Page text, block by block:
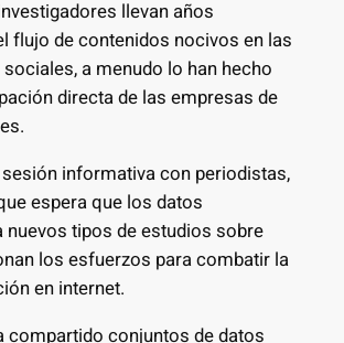
llevan años
flujo de contenidos nocivos en las
a menudo lo han hecho
directa de las empresas de
sesión informativa con periodistas,
espera que los datos
nuevos tipos de estudios sobre
los esfuerzos para combatir la
en internet.
compartido conjuntos de datos